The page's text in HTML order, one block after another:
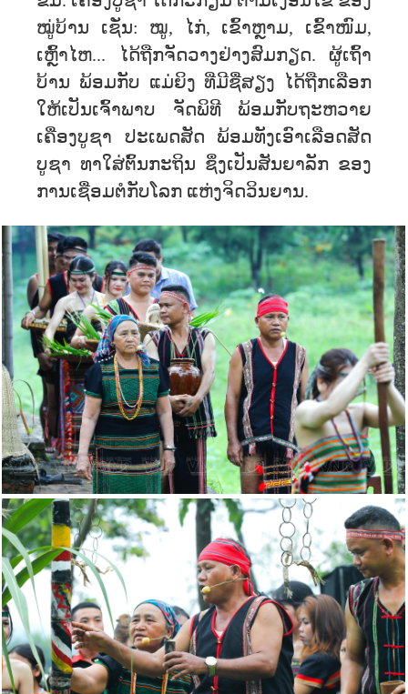
ໝູ່ບ້ານ ເຊັ່ນ: ໝູ, ໄກ່, ເຂົ້າຫຼາມ, ເຂົ້າໜົມ,
ເຫຼົ້າໄຫ... ໄດ້ຖືກຈັດວາງຢ່າງສົມກຽດ. ຜູ້ເຖົ້າ
ບ້ານ ພ້ອມກັບ ແມ່ຍິງ ທ່ີມີຊື່ສຽງ ໄດ້ຖືກເລືອກ
ໃຫ້ເປັນເຈົ້າພາບ ຈັດພິທີ ພ້ອມກັບຖະຫວາຍ
ເຄື່ອງບູຊາ ປະເພດສັດ ພ້ອມທັງເອົາເລືອດສັດ
ບູຊາ ທາໃສ່ຕົ້ນກະຖິນ ຊຶ່ງເປັນສັນຍາລັກ ຂອງ
ການເຊື່ອມຕໍກັບໂລກ ແຫ່ງຈິດວິນຍານ.